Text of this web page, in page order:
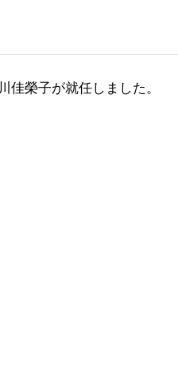
佳榮子が就任しました。